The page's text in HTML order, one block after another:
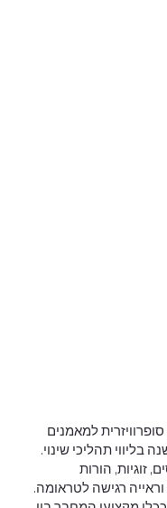
למאמנים
קבוצות, בעלת ניסיון של כ־17 שנה בליווי תהליכי שינוי.
זוגיות, הורות
רגישה לטראומה.